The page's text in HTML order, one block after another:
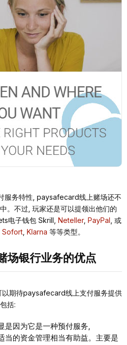
服务特性, paysafecard线上赌场还不
。不过, 玩家还是可以提领出他们的
电⼦钱包 Skrill, Neteller, PayPal , 或
Sofort Klarna 等等类型。
场银⾏业务的优点
以期待paysafecard线上⽀付服务提供
括:
是因为它是⼀种预付服务,
的资⾦管理相当有助益。主要是